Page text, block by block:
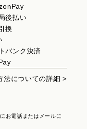
後払い
換
バンク決済
法についての詳細 >
お電話またはメールに